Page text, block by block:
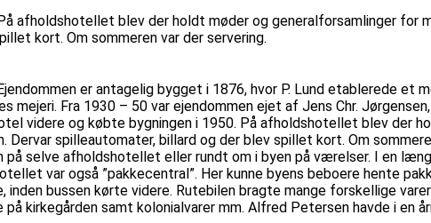
afholdshotellet blev der holdt møder og generalforsamlinger
kort. Om sommeren var der servering.
er antagelig bygget i 1876, hvor P. Lund etablerede
mejeri. Fra 1930 – 50 var ejendommen ejet af Jens Chr.
videre og købte bygningen i 1950. På afholdshotellet blev der
spilleautomater, billard og der blev spillet kort. Om
selve afholdshotellet eller rundt om i byen på værelser. I en
var også ”pakkecentral”. Her kunne byens beboere hente
bussen kørte videre. Rutebilen bragte mange forskellige
kirkegården samt kolonialvarer mm. Alfred Petersen havde i en